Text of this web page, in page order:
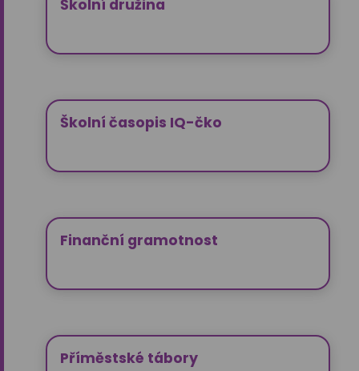
Školní družina
Školní časopis IQ-čko
Finanční gramotnost
Příměstské tábory